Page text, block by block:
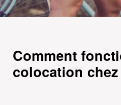
Comment
colocation chez